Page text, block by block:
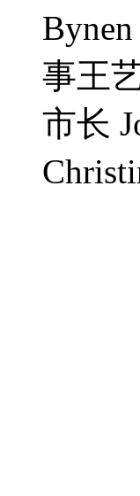
事王
市长